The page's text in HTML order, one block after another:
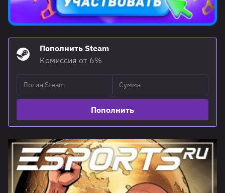
Пополнить Steam
Комиссия от 6%
Пополнить